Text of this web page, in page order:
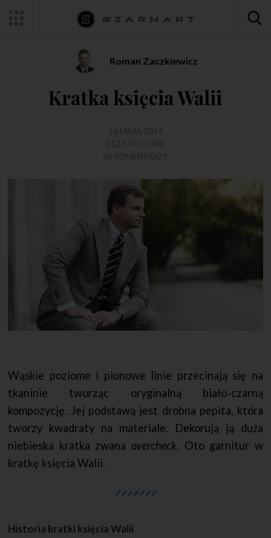
Roman Zaczkiewicz
Kratka księcia Walii
Wąskie poziome i pionowe linie przecinają się na
tkaninie tworząc oryginalną biało-czarną
kompozycję. Jej podstawą jest drobna pepita, która
tworzy kwadraty na materiale. Dekorują ją duża
niebieska kratka zwana overcheck. Oto garnitur w
kratkę księcia Walii.
Historia kratki księcia Walii